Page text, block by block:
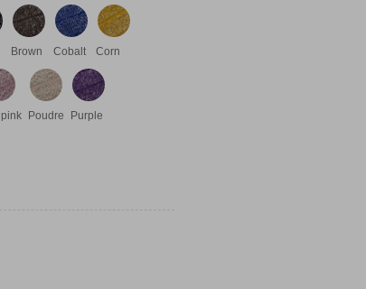
Brown Cobalt Corn
Poudre Purple